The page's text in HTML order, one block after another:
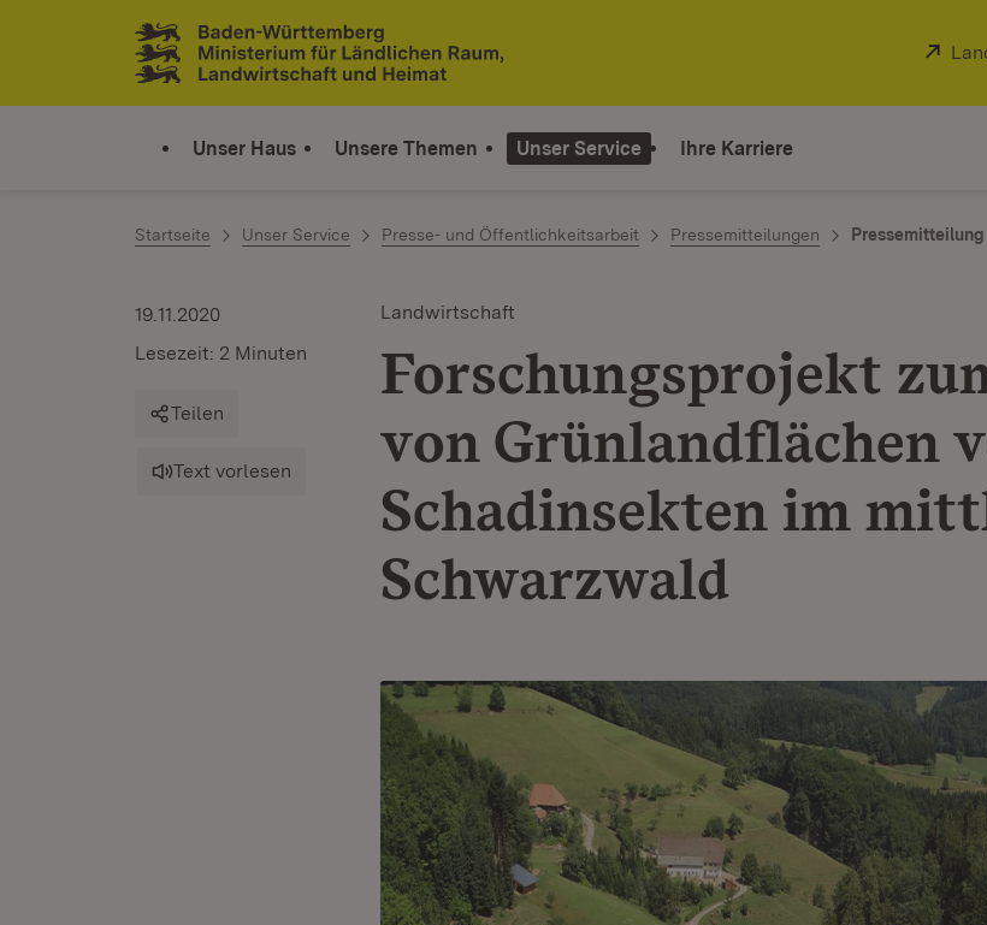
Zum Inhalt springen
Link zur Startseite
Unser Haus Unsere Themen Unser Service Ihre Karriere
Startseite Unser Service Presse- und Öffentlichkeitsarbeit Pressemitteilungen Pressemitteilung
Landwirtschaft
Forschungsprojekt
von Grünlandflächen
Schadinsekten im
Schwarzwald
19.11.2020
Lesezeit: 2 Minuten
Teilen
Text vorlesen